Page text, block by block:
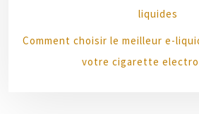
liquides
Comment choisir le meilleur e-
votre cigarette